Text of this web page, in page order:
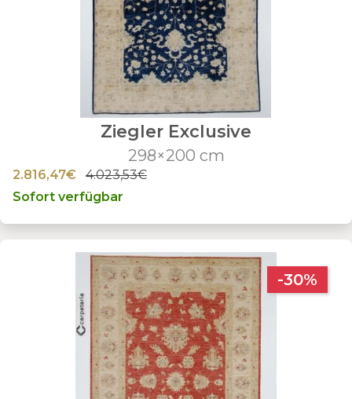
Ziegler Exclusive
298×200 cm
2.816,47€
4.023,53€
Sofort verfügbar
-30%